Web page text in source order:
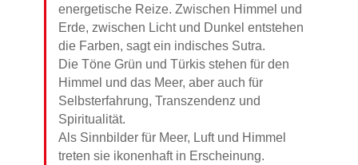
energetische Reize. Zwischen Himmel und
Erde, zwischen Licht und Dunkel entstehen
die Farben, sagt ein indisches Sutra.
Die Töne Grün und Türkis stehen für den
Himmel und das Meer, aber auch für
Selbsterfahrung, Transzendenz und
Spiritualität.
Als Sinnbilder für Meer, Luft und Himmel
treten sie ikonenhaft in Erscheinung.